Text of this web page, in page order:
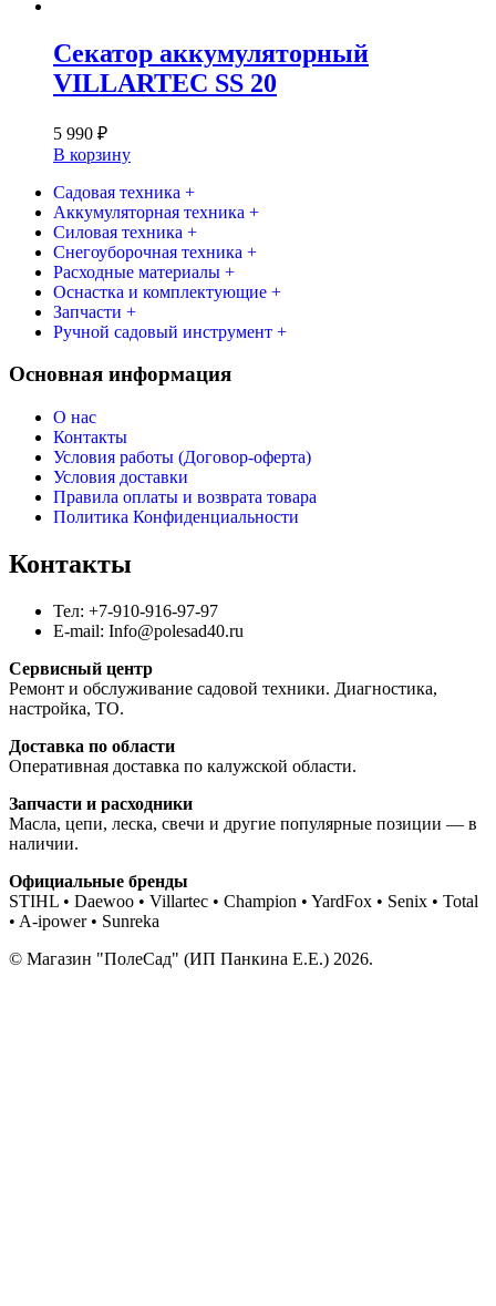
Секатор аккумуляторный
VILLARTEC SS 20
5 990 ₽
В корзину
Садовая техника +
Аккумуляторная техника +
Силовая техника +
Снегоуборочная техника +
Расходные материалы +
Оснастка и комплектующие +
Запчасти +
Ручной садовый инструмент +
Основная информация
О нас
Контакты
Условия работы (Договор-оферта)
Условия доставки
Правила оплаты и возврата товара
Политика Конфиденциальности
Контакты
Тел: +7-910-916-97-97
E-mail: Info@polesad40.ru
Сервисный центр
Ремонт и обслуживание садовой техники. Диагностика,
настройка, ТО.
Доставка по области
Оперативная доставка по калужской области.
Запчасти и расходники
Масла, цепи, леска, свечи и другие популярные позиции — в
наличии.
Официальные бренды
STIHL • Daewoo • Villartec • Champion • YardFox • Senix • Total
• A-ipower • Sunreka
© Магазин "ПолеСад" (ИП Панкина Е.Е.) 2026.